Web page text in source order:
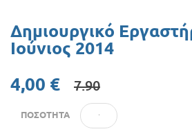
Προσφορές
Δημιουργικό
Ιούνιος 2014
4,00 € 7.90
ΠΟΣΌΤΗΤΑ